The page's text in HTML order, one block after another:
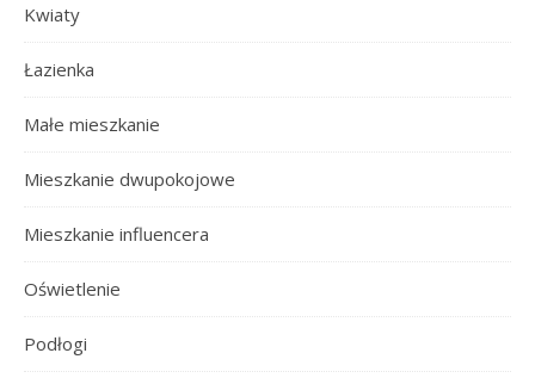
Kwiaty
Łazienka
Małe mieszkanie
Mieszkanie dwupokojowe
Mieszkanie influencera
Oświetlenie
Podłogi